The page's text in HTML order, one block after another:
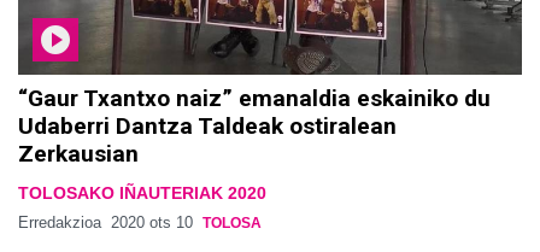
“Gaur Txantxo naiz” emanaldia eskainiko du
Udaberri Dantza Taldeak ostiralean
Zerkausian
TOLOSAKO IÑAUTERIAK 2020
Erredakzioa 2020 ots 10 TOLOSA